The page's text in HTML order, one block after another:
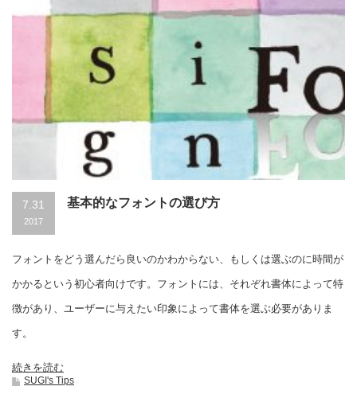
7.31
2017
基本的なフォントの選び方
フォントをどう選んだら良いのかわからない、もしくは選ぶのに時間が
かかるという初心者向けです。フォントには、それぞれ書体によって特
徴があり、ユーザーに与えたい印象によって書体を選ぶ必要がありま
す。
続きを読む
SUGI's Tips